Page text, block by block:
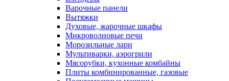
Варочные панели
Вытяжки
Духовые, жарочные шкафы
Микроволновые печи
Морозильные лари
Мультиварки, аэрогрили
Мясорубки, кухонные комбайны
Плиты комбинированные, газовые